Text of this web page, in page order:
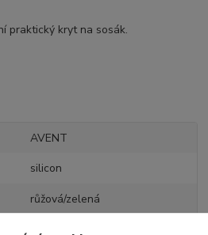
praktický kryt na sosák.
AVENT
silicon
růžová/zelená